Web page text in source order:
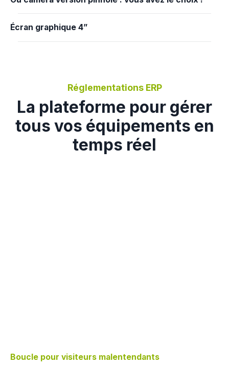
Écran graphique 4”
Réglementations ERP
La plateforme pour gérer
tous vos équipements en
temps réel
Boucle pour visiteurs malentendants